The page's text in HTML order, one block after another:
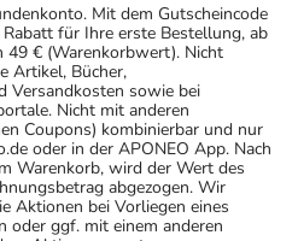
Mit dem Gutscheincode
für Ihre erste Bestellung, ab
€ (Warenkorbwert). Nicht
Artikel, Bücher,
Versandkosten sowie bei
Nicht mit anderen
Coupons) kombinierbar und nur
oder in der APONEO App. Nach
Warenkorb, wird der Wert des
abgezogen. Wir
Aktionen bei Vorliegen eines
oder ggf. mit einem anderen